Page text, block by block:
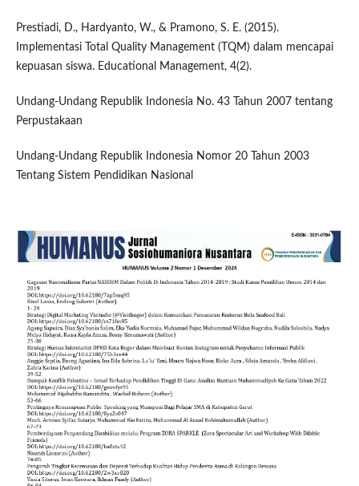
Prestiadi, D., Hardyanto, W., & Pramono, S. E. (2015).
Implementasi Total Quality Management (TQM) dalam mencapai
kepuasan siswa. Educational Management, 4(2).
Undang-Undang Republik Indonesia No. 43 Tahun 2007 tentang
Perpustakaan
Undang-Undang Republik Indonesia Nomor 20 Tahun 2003
Tentang Sistem Pendidikan Nasional